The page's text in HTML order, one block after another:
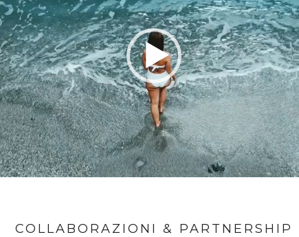
COLLABORAZIONI & PARTNERSHIP